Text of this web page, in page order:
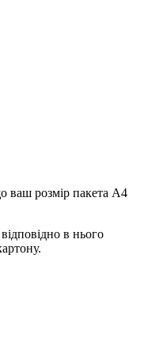
ваш розмір пакета А4
в нього